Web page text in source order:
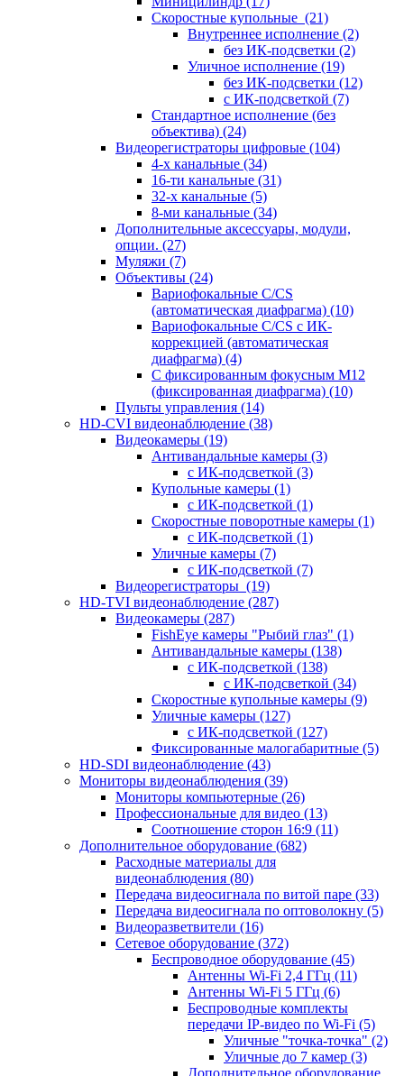
Скоростные купольные (21)
Внутреннее исполнение (2)
без ИК-подсветки (2)
Уличное исполнение (19)
без ИК-подсветки (12)
с ИК-подсветкой (7)
Стандартное исполнение (без
объектива) (24)
Видеорегистраторы цифровые (104)
4-х канальные (34)
16-ти канальные (31)
32-х канальные (5)
8-ми канальные (34)
Дополнительные аксессуары, модули,
опции. (27)
Муляжи (7)
Объективы (24)
Вариофокальные C/CS
(автоматическая диафрагма) (10)
Вариофокальные C/CS с ИК-
коррекцией (автоматическая
диафрагма) (4)
С фиксированным фокусным М12
(фиксированная диафрагма) (10)
Пульты управления (14)
HD-CVI видеонаблюдение (38)
Видеокамеры (19)
Антивандальные камеры (3)
с ИК-подсветкой (3)
Купольные камеры (1)
с ИК-подсветкой (1)
Скоростные поворотные камеры (1)
с ИК-подсветкой (1)
Уличные камеры (7)
с ИК-подсветкой (7)
Видеорегистраторы (19)
HD-TVI видеонаблюдение (287)
Видеокамеры (287)
FishEye камеры "Рыбий глаз" (1)
Антивандальные камеры (138)
с ИК-подсветкой (138)
с ИК-подсветкой (34)
Скоростные купольные камеры (9)
Уличные камеры (127)
с ИК-подсветкой (127)
Фиксированные малогабаритные (5)
HD-SDI видеонаблюдение (43)
Мониторы видеонаблюдения (39)
Мониторы компьютерные (26)
Профессиональные для видео (13)
Соотношение сторон 16:9 (11)
Дополнительное оборудование (682)
Расходные материалы для
видеонаблюдения (80)
Передача видеосигнала по витой паре (33)
Передача видеосигнала по оптоволокну (5)
Видеоразветвители (16)
Сетевое оборудование (372)
Беспроводное оборудование (45)
Антенны Wi-Fi 2,4 ГГц (11)
Антенны Wi-Fi 5 ГГц (6)
Беспроводные комплекты
передачи IP-видео по Wi-Fi (5)
Уличные "точка-точка" (2)
Уличные до 7 камер (3)
Дополнительное оборудование